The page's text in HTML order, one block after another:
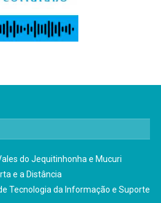
do Jequitinhonha e Mucuri
e a Distância
Tecnologia da Informação e Suporte